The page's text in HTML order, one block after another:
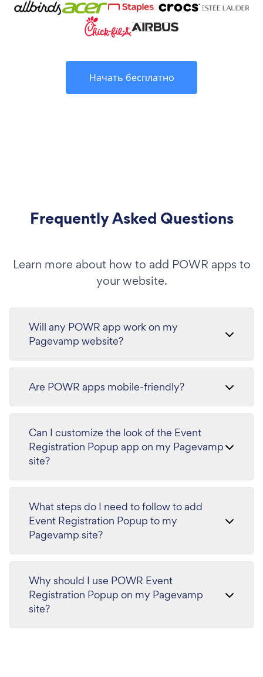
Начать бесплатно
Frequently Asked Questions
Learn more about how to add POWR apps to
your website.
Will any POWR app work on my
Pagevamp website?
Are POWR apps mobile-friendly?
Can I customize the look of the Event
Registration Popup app on my Pagevamp
site?
What steps do I need to follow to add
Event Registration Popup to my
Pagevamp site?
Why should I use POWR Event
Registration Popup on my Pagevamp
site?